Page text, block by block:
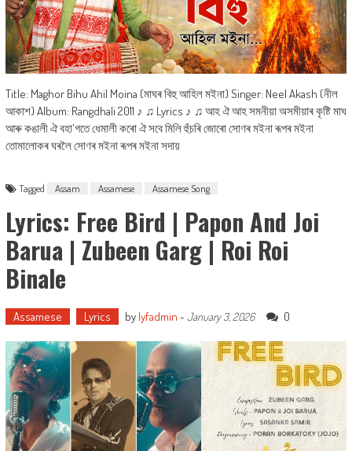
Title: Maghor Bihu Ahil Moina (মাঘৰ বিহু আহিল মইনা) Singer: Neel Akash (নীল
আকাশ) Album: Rangdhali 2011 ♪ ♫ Lyrics ♪ ♫ আহ ঐ আহ সমনীয়া অসমীয়াৰ কৃষ্টি মাঘ
আৰু কঙালী ঐ বহা'গতে ধেমালী কৰো ঐ সবে মিলি হুঁচৰি জোৰো সোণৰ মইনা ৰূপৰ মইনা
তোমালোকৰ ঘৰলৈ সোণৰ মইনা ৰূপৰ মইনা সদায়
Tagged Assam Assamese Assamese Song
Lyrics: Free Bird | Papon And Joi
Barua | Zubeen Garg | Roi Roi
Binale
Assamese Lyrics by lyfadmin -January 3, 2026 0